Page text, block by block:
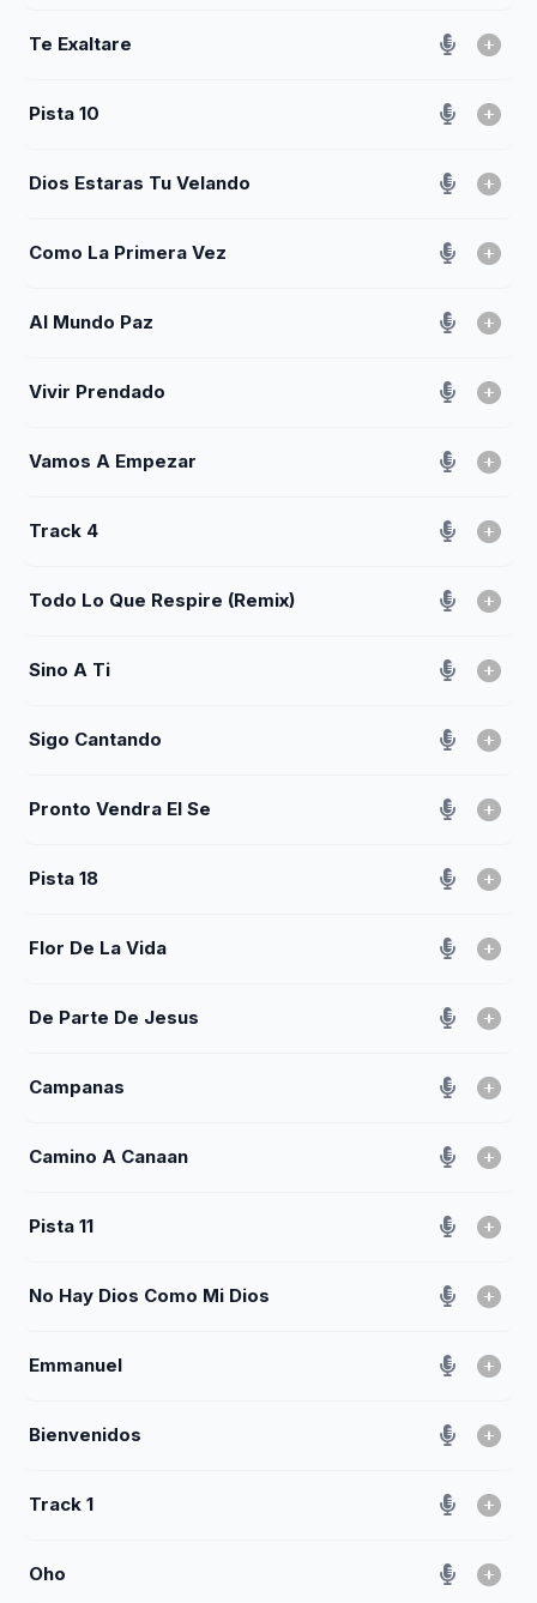
Te Exaltare
Pista 10
Dios Estaras Tu Velando
Como La Primera Vez
Al Mundo Paz
Vivir Prendado
Vamos A Empezar
Track 4
Todo Lo Que Respire (Remix)
Sino A Ti
Sigo Cantando
Pronto Vendra El Se
Pista 18
Flor De La Vida
De Parte De Jesus
Campanas
Camino A Canaan
Pista 11
No Hay Dios Como Mi Dios
Emmanuel
Bienvenidos
Track 1
Oho